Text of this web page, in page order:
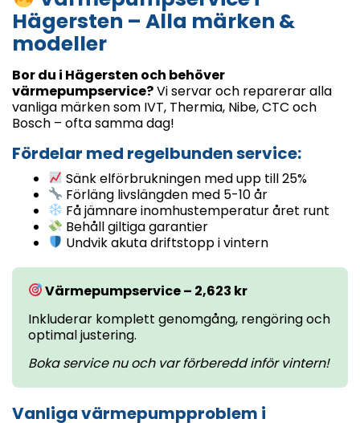
Hägersten – Alla märken &
modeller
Bor du i Hägersten och behöver
värmepumpservice?Vi servar och reparerar alla
vanliga märken som IVT, Thermia, Nibe, CTC och
Bosch – ofta samma dag!
Fördelar med regelbunden service:
Sänk elförbrukningen med upp till 25%
Förläng livslängden med 5-10 år
Få jämnare inomhustemperatur året runt
Behåll giltiga garantier
Undvik akuta driftstopp i vintern
Värmepumpservice – 2,623 kr
Inkluderar komplett genomgång, rengöring och
optimal justering.
Boka service nu och var förberedd inför vintern!
Vanliga värmepumpproblem i